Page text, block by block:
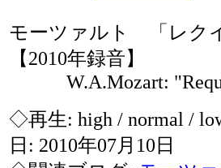
モーツァルト 「レ
【2010年録音】
W.A.Mozart:
◇再生: high / normal /
日: 2010年07月10日